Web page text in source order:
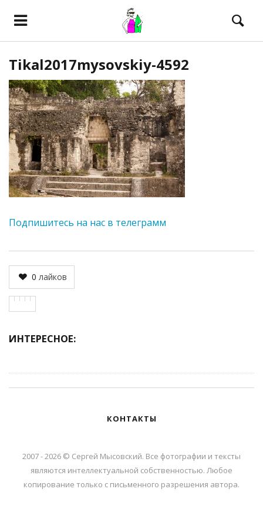
Tikal2017mysovskiy-4592
Подпишитесь на нас в телеграмм
0 лайков
ИНТЕРЕСНОЕ:
КОНТАКТЫ
2007 - 2026 © Сергей Мысовский. Все фотографии и тексты
являются интеллектуальной собственностью. Любое
копирование только с письменного разрешения автора.